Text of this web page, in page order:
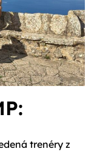
trenéry z